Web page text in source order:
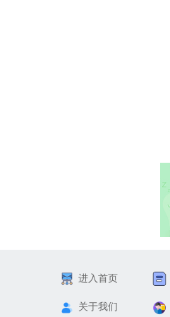
进入首页
关于我们